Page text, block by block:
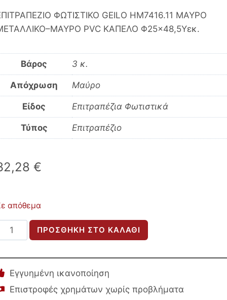
ΦΩΤΙΣΤΙΚΟ GEILO HM7416.11 ΜΑΥΡΟ
PVC ΚΑΠΕΛΟ Φ25×48,5Υεκ.
Βάρος 3 κ.
Απόχρωση Μαύρο
Είδος Επιτραπέζια Φωτιστικά
Τύπος Επιτραπέζιο
€
απόθεμα
ΠΡΟΣΘΉΚΗ ΣΤΟ ΚΑΛΆΘΙ
Εγγυημένη ικανοποίηση
Επιστροφές χρημάτων χωρίς προβλήματα